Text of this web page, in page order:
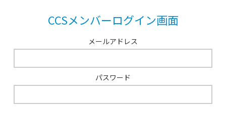
CCSメンバーログイン画面
メールアドレス
パスワード